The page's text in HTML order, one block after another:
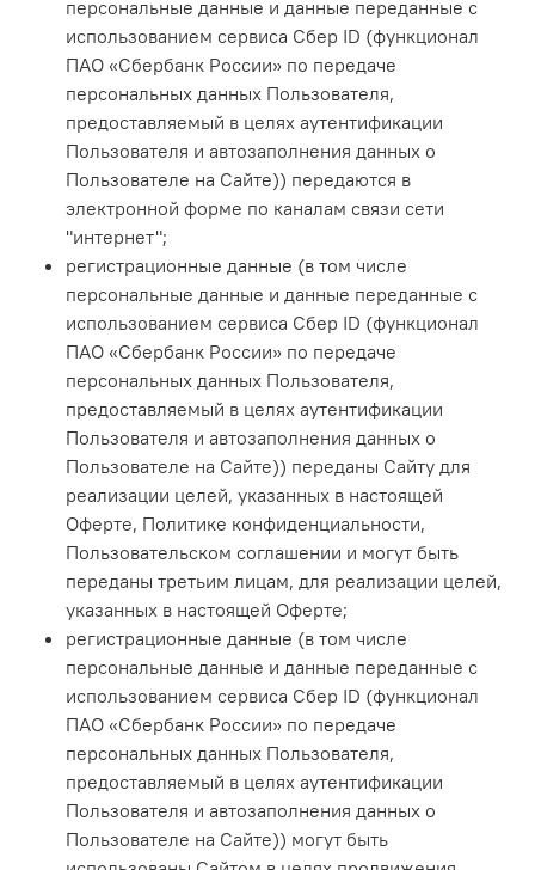
персональные данные и данные переданные с
использованием сервиса Сбер ID (функционал
ПАО «Сбербанк России» по передаче
персональных данных Пользователя,
предоставляемый в целях аутентификации
Пользователя и автозаполнения данных о
Пользователе на Сайте)) передаются в
электронной форме по каналам связи сети
"интернет";
регистрационные данные (в том числе
персональные данные и данные переданные с
использованием сервиса Сбер ID (функционал
ПАО «Сбербанк России» по передаче
персональных данных Пользователя,
предоставляемый в целях аутентификации
Пользователя и автозаполнения данных о
Пользователе на Сайте)) переданы Сайту для
реализации целей, указанных в настоящей
Оферте, Политике конфиденциальности,
Пользовательском соглашении и могут быть
переданы третьим лицам, для реализации целей,
указанных в настоящей Оферте;
регистрационные данные (в том числе
персональные данные и данные переданные с
использованием сервиса Сбер ID (функционал
ПАО «Сбербанк России» по передаче
персональных данных Пользователя,
предоставляемый в целях аутентификации
Пользователя и автозаполнения данных о
Пользователе на Сайте)) могут быть